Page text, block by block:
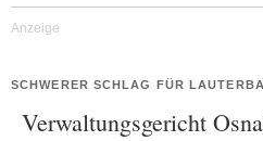
SCHWERER SCHLAG FÜR
Verwaltungsgericht